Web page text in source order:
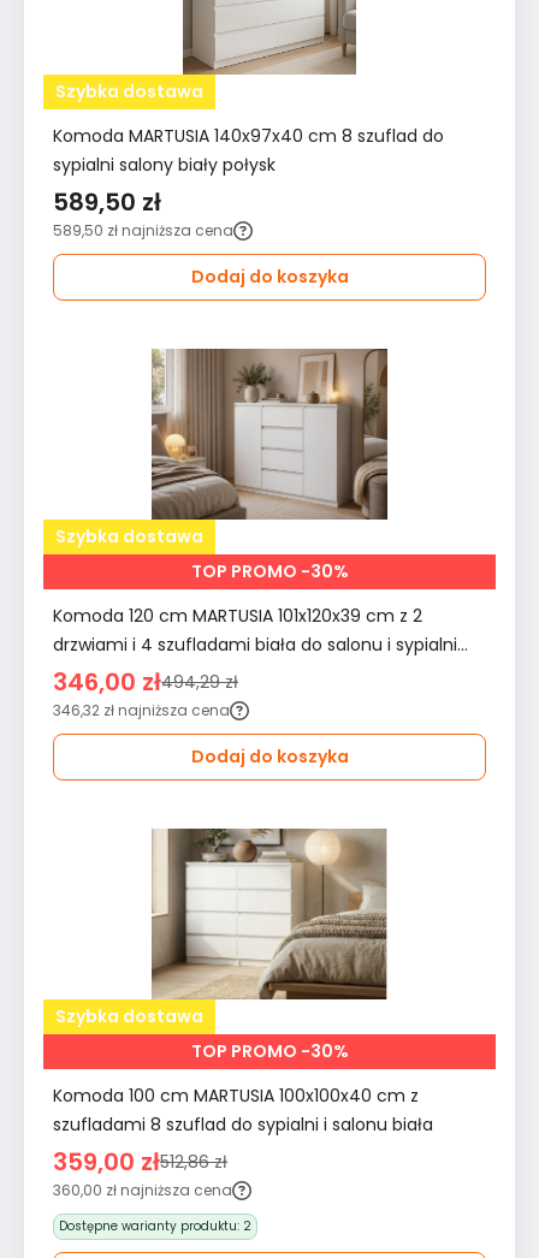
Szybka dostawa
Komoda MARTUSIA 140x97x40 cm 8 szuflad do
sypialni salony biały połysk
589,50 zł
589,50 zł najniższa cena
Dodaj do koszyka
Szybka dostawa
TOP PROMO -30%
Komoda 120 cm MARTUSIA 101x120x39 cm z 2
drzwiami i 4 szufladami biała do salonu i sypialni
pojemna
346,00 zł494,29 zł
346,32 zł najniższa cena
Dodaj do koszyka
Szybka dostawa
TOP PROMO -30%
Komoda 100 cm MARTUSIA 100x100x40 cm z
szufladami 8 szuflad do sypialni i salonu biała
359,00 zł512,86 zł
360,00 zł najniższa cena
Dostępne warianty produktu: 2